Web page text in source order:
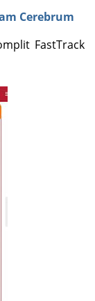
Cerebrum
FastTrack